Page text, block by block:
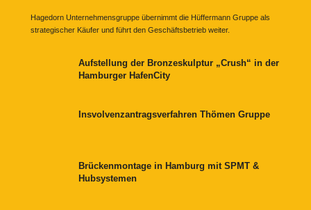
Hagedorn Unternehmensgruppe übernimmt die Hüffermann Gruppe als
strategischer Käufer und führt den Geschäftsbetrieb weiter.
Aufstellung der Bronzeskulptur „Crush“ in der
Hamburger HafenCity
Insvolvenzantragsverfahren Thömen Gruppe
Brückenmontage in Hamburg mit SPMT &
Hubsystemen